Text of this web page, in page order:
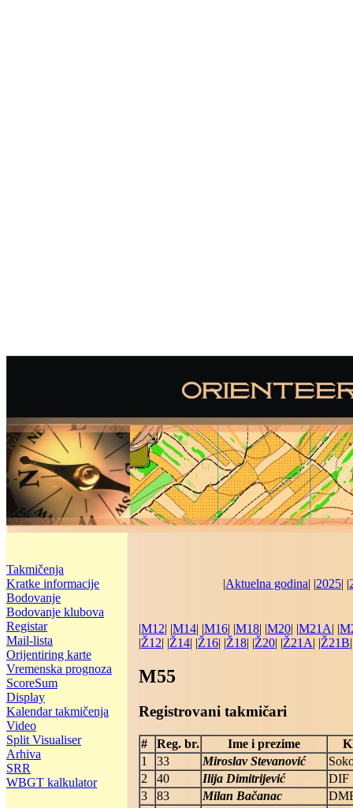
Takmičenja
Kratke informacije
Bodovanje
Bodovanje klubova
Registar
Mail-lista
Orijentiring karte
Vremenska prognoza
ScoreSum
Display
Kalendar takmičenja
Video
Split Visualiser
Arhiva
SRR
WBGT kalkulator
|Aktuelna godina| |2025| |
|M12| |M14| |M16| |M18| |M20| |M21A| |
|Ž12| |Ž14| |Ž16| |Ž18| |Ž20| |Ž21A| |Ž21B
M55
Registrovani takmičari
# Reg. br. Ime i prezime
1
33 Miroslav Stevanović
2
40 Ilija Dimitrijević
DIF
3
83 Milan Bačanac